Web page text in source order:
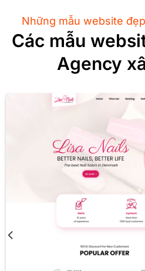
Những mẫu website
Các mẫu
Agency